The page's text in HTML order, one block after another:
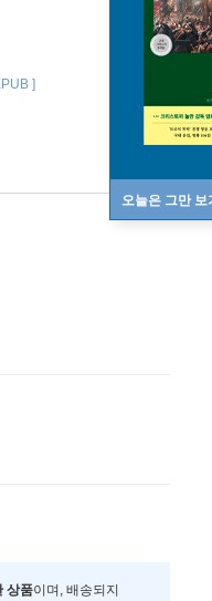
오늘은 그만 보
]
상품이며, 배송되지